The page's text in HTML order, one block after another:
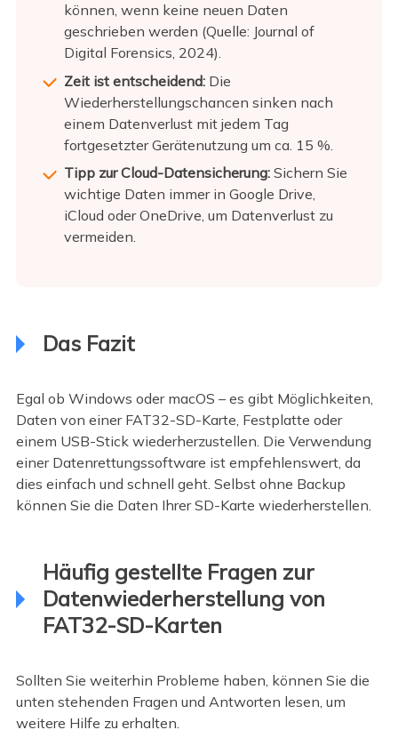
können, wenn keine neuen Daten
geschrieben werden (Quelle: Journal of
Digital Forensics, 2024).
Zeit ist entscheidend:Die
Wiederherstellungschancen sinken nach
einem Datenverlust mit jedem Tag
fortgesetzter Gerätenutzung um ca. 15 %.
Tipp zur Cloud-Datensicherung:Sichern Sie
wichtige Daten immer in Google Drive,
iCloud oder OneDrive, um Datenverlust zu
vermeiden.
Das Fazit
Egal ob Windows oder macOS – es gibt Möglichkeiten,
Daten von einer FAT32-SD-Karte, Festplatte oder
einem USB-Stick wiederherzustellen. Die Verwendung
einer Datenrettungssoftware ist empfehlenswert, da
dies einfach und schnell geht. Selbst ohne Backup
können Sie die Daten Ihrer SD-Karte wiederherstellen.
Häufig gestellte Fragen zur
Datenwiederherstellung von
FAT32-SD-Karten
Sollten Sie weiterhin Probleme haben, können Sie die
unten stehenden Fragen und Antworten lesen, um
weitere Hilfe zu erhalten.